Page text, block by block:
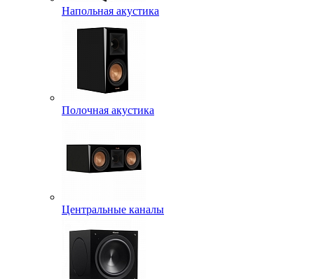
Напольная акустика
Полочная акустика
Центральные каналы